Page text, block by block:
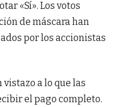
«Sí». Los votos
de máscara han
por los accionistas
vistazo a lo que las
el pago completo.